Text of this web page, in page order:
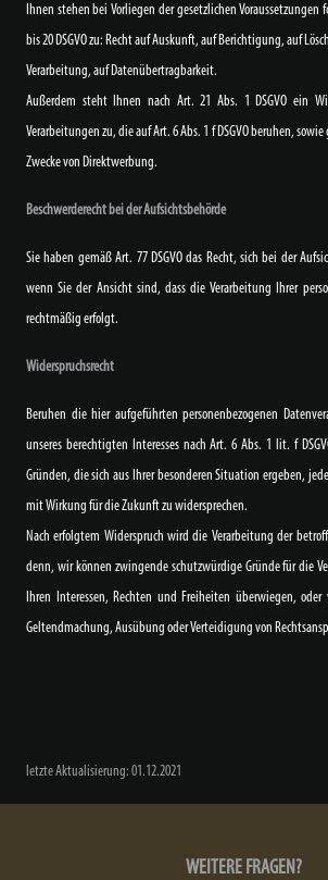
Ihnen stehen bei Vorliegen der gesetzlichen Voraussetzungen
bis 20 DSGVO zu: Recht auf Auskunft, auf Berichtigung, auf
Verarbeitung, auf Datenübertragbarkeit.
Außerdem steht Ihnen nach Art. 21 Abs. 1 DSGVO ein
Verarbeitungen zu, die auf Art. 6 Abs. 1 f DSGVO beruhen,
Zwecke von Direktwerbung.
Beschwerderecht bei der Aufsichtsbehörde
Sie haben gemäß Art. 77 DSGVO das Recht, sich bei der
wenn Sie der Ansicht sind, dass die Verarbeitung Ihrer
rechtmäßig erfolgt.
Widerspruchsrecht
Beruhen die hier aufgeführten personenbezogenen
unseres berechtigten Interesses nach Art. 6 Abs. 1 lit. f
Gründen, die sich aus Ihrer besonderen Situation ergeben,
mit Wirkung für die Zukunft zu widersprechen.
Nach erfolgtem Widerspruch wird die Verarbeitung der
denn, wir können zwingende schutzwürdige Gründe für die
Ihren Interessen, Rechten und Freiheiten überwiegen,
Geltendmachung, Ausübung oder Verteidigung von
letzte Aktualisierung: 01.12.2021
WEITERE FRAGEN?